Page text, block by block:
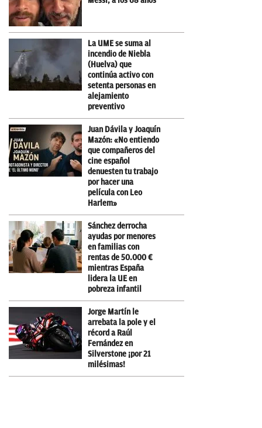
La UME se suma al
incendio de Niebla
(Huelva) que
continúa activo con
setenta personas en
alejamiento
preventivo
Juan Dávila y Joaquín
Mazón: «No entiendo
que compañeros del
cine español
denuesten tu trabajo
por hacer una
película con Leo
Harlem»
Sánchez derrocha
ayudas por menores
en familias con
rentas de 50.000 €
mientras España
lidera la UE en
pobreza infantil
Jorge Martín le
arrebata la pole y el
récord a Raúl
Fernández en
Silverstone ¡por 21
milésimas!